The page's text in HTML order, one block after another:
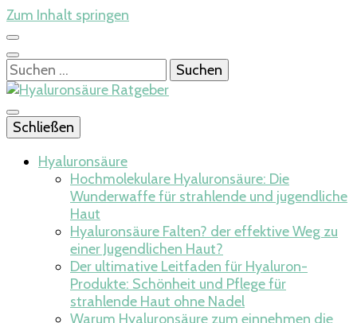
Zum Inhalt springen
Suchen
nach:
Hyaluronsäure
Ratgeber
Der Ratgeber bei der Anwendung von Hyaluronsäure und
der Haut
Schließen
Hyaluronsäure
Hochmolekulare Hyaluronsäure: Die
Wunderwaffe für strahlende und jugendliche
Haut
Hyaluronsäure Falten? der effektive Weg zu
einer Jugendlichen Haut?
Der ultimative Leitfaden für Hyaluron-
Produkte: Schönheit und Pflege für
strahlende Haut ohne Nadel
Warum Hyaluronsäure zum einnehmen die